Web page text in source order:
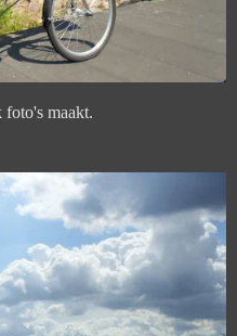
foto's maakt.